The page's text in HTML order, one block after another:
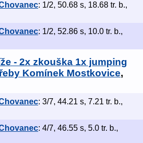
: 1/2, 50.68 s, 18.68 tr. b.,
: 1/2, 52.86 s, 10.0 tr. b.,
- 2x zkouška 1x jumping
Komínek Mostkovice,
: 3/7, 44.21 s, 7.21 tr. b.,
: 4/7, 46.55 s, 5.0 tr. b.,